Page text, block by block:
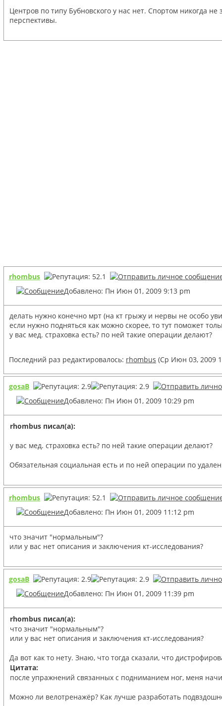
Центров по типу Бубновского у нас нет. Спортом никогда
перспективы.
rhombus
Добавлено: Пн Июн 01, 2009 9:13 pm
делать нужно конечно мрт (на кт грыжу и нервы не особо
если нужно подняться как можно скорее, то тут поможет
у вас мед. страховка есть? по ней такие операции делают?
Последний раз редактировалось: rhombus (Ср Июн 03, 2009
gosaB
Добавлено: Пн Июн 01, 2009 10:29 pm
rhombus писал(а):
у вас мед. страховка есть? по ней такие операции делают?
Обязательная социальная есть и по ней операции по
rhombus
Добавлено: Пн Июн 01, 2009 11:12 pm
что значит "нормальным"?
или у вас нет описания и заключения кт-исследования?
gosaB
Добавлено: Пн Июн 01, 2009 11:39 pm
rhombus писал(а):
что значит "нормальным"?
или у вас нет описания и заключения кт-исследования?
Да вот как то нету. Знаю, что тогда сказали, что
Цитата:
после упражнений связанных с подниманием ног, меня
Можно ли велотренажёр? Как лучше разработать